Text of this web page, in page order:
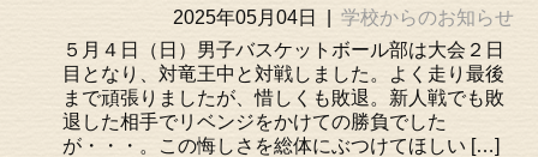
2025年05月04日
学校からのお知らせ
５月４日（日）男子バスケットボール部は大会２日
目となり、対竜王中と対戦しました。よく走り最後
まで頑張りましたが、惜しくも敗退。新人戦でも敗
退した相手でリベンジをかけての勝負でした
が・・・。この悔しさを総体にぶつけてほしい […]